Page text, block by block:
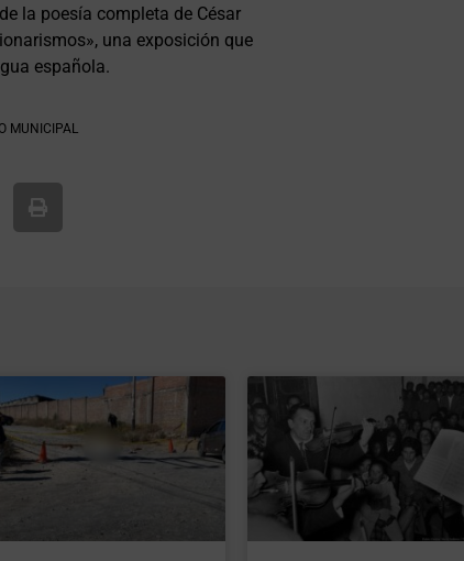
la poesía completa de César
una exposición que
española.
MUNICIPAL